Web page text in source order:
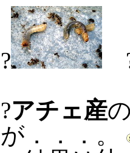
?
?アチェ産
が．．．。